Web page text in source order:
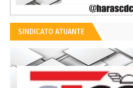
SINDICATO ATUANTE